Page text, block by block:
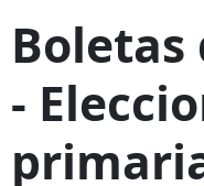
Boletas
-